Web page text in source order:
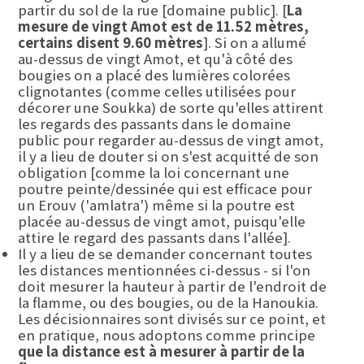
partir du sol de la rue [domaine public]. [La
mesure de vingt Amot est de 11.52 mètres,
certains disent 9.60 mètres]. Si on a allumé
au-dessus de vingt Amot, et qu'à côté des
bougies on a placé des lumières colorées
clignotantes (comme celles utilisées pour
décorer une Soukka) de sorte qu'elles attirent
les regards des passants dans le domaine
public pour regarder au-dessus de vingt amot,
il y a lieu de douter si on s'est acquitté de son
obligation [comme la loi concernant une
poutre peinte/dessinée qui est efficace pour
un Erouv ('amlatra') même si la poutre est
placée au-dessus de vingt amot, puisqu'elle
attire le regard des passants dans l'allée].
Il y a lieu de se demander concernant toutes
les distances mentionnées ci-dessus - si l'on
doit mesurer la hauteur à partir de l'endroit de
la flamme, ou des bougies, ou de la Hanoukia.
Les décisionnaires sont divisés sur ce point, et
en pratique, nous adoptons comme principe
que la distance est à mesurer à partir de la